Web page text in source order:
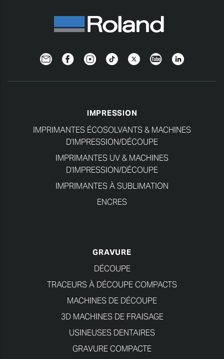
NewsletterFacebookInstagramTikTokTwitterYouTubeLinkedin
IMPRESSION
IMPRIMANTES ÉCOSOLVANTS & MACHINES
D'IMPRESSION/DÉCOUPE
IMPRIMANTES UV & MACHINES
D'IMPRESSION/DÉCOUPE
IMPRIMANTES À SUBLIMATION
ENCRES
GRAVURE
DÉCOUPE
TRACEURS À DÉCOUPE COMPACTS
MACHINES DE DÉCOUPE
3D MACHINES DE FRAISAGE
USINEUSES DENTAIRES
GRAVURE COMPACTE